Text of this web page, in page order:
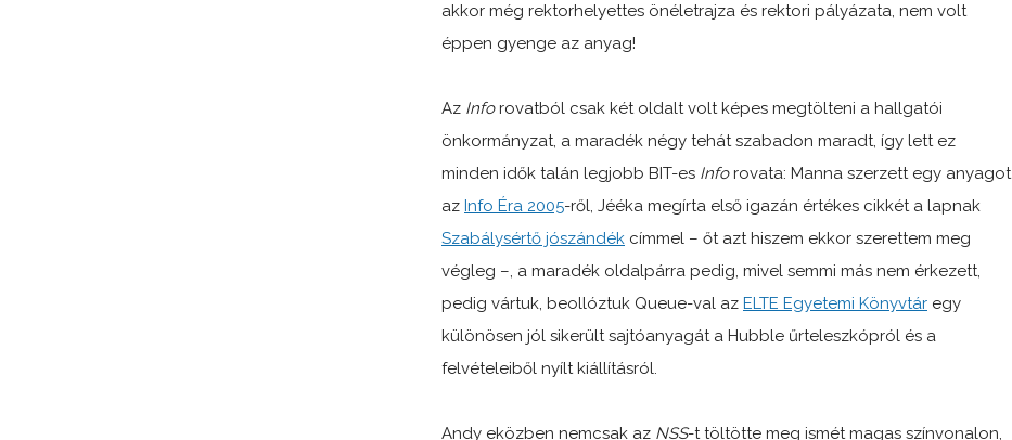
akkor még rektorhelyettes önéletrajza és rektori pályázata, nem volt
éppen gyenge az anyag!
Az Inforovatból csak két oldalt volt képes megtölteni a hallgatói
önkormányzat, a maradék négy tehát szabadon maradt, így lett ez
minden idők talán legjobb BIT-es Inforovata: Manna szerzett egy anyagot
az Info Éra 2005-ről, Jééka megírta első igazán értékes cikkét a lapnak
Szabálysértő jószándék címmel – őt azt hiszem ekkor szerettem meg
végleg –, a maradék oldalpárra pedig, mivel semmi más nem érkezett,
pedig vártuk, beollóztuk Queue-val az ELTE Egyetemi Könyvtár egy
különösen jól sikerült sajtóanyagát a Hubble űrteleszkópról és a
felvételeiből nyílt kiállításról.
Andy eközben nemcsak az NSS-t töltötte meg ismét magas színvonalon,